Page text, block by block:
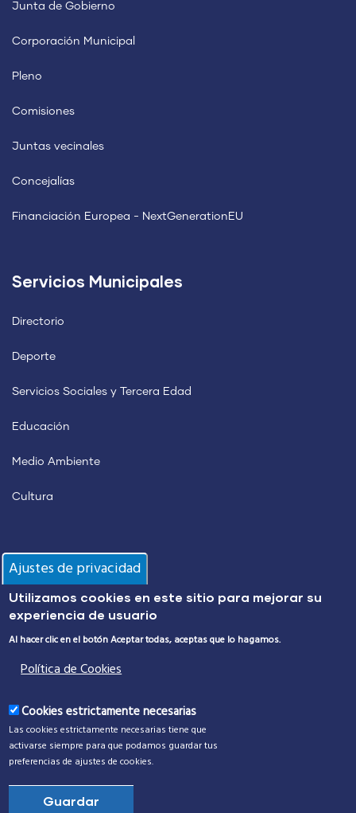
Junta de Gobierno
Corporación Municipal
Pleno
Comisiones
Juntas vecinales
Concejalías
Financiación Europea - NextGenerationEU
Servicios Municipales
Directorio
Deporte
Servicios Sociales y Tercera Edad
Educación
Medio Ambiente
Cultura
Información
Policía Local
Protección Civil
Alumbrado Público
Transporte Urbano
Incidencias
Ajustes de privacidad
Utilizamos cookies en este sitio para mejorar su
experiencia de usuario
Al hacer clic en el botón Aceptar todas, aceptas que lo hagamos.
Política de Cookies
Cookies estrictamente necesarias
Las cookies estrictamente necesarias tiene que
activarse siempre para que podamos guardar tus
preferencias de ajustes de cookies.
Guardar